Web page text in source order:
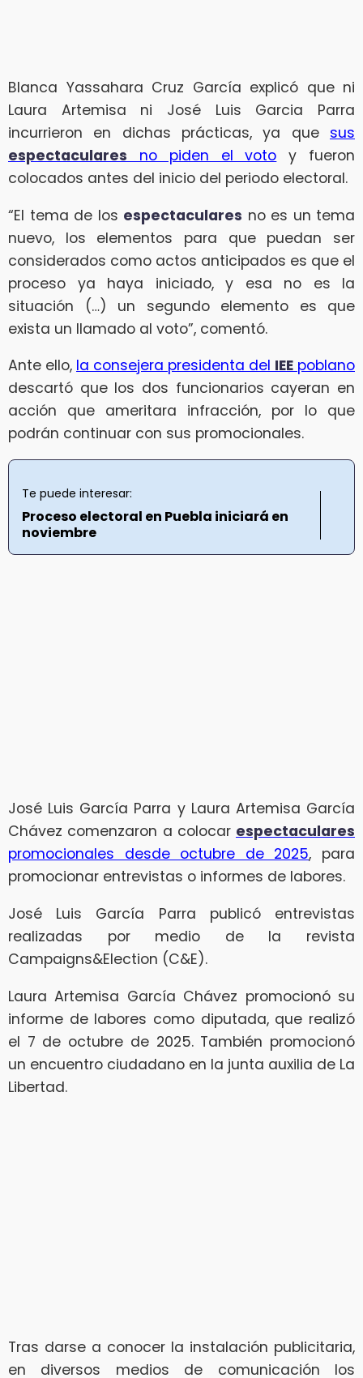
Blanca Yassahara Cruz García explicó que ni
Laura Artemisa ni José Luis Garcia Parra
incurrieron en dichas prácticas, ya que sus
espectaculares no piden el voto y fueron
colocados antes del inicio del periodo electoral.
“El tema de los espectaculares no es un tema
nuevo, los elementos para que puedan ser
considerados como actos anticipados es que el
proceso ya haya iniciado, y esa no es la
situación (…) un segundo elemento es que
exista un llamado al voto”, comentó.
Ante ello, la consejera presidenta del IEE poblano
descartó que los dos funcionarios cayeran en
acción que ameritara infracción, por lo que
podrán continuar con sus promocionales.
Te puede interesar:
Proceso electoral en Puebla iniciará en
noviembre
José Luis García Parra y Laura Artemisa García
Chávez comenzaron a colocar espectaculares
promocionales desde octubre de 2025, para
promocionar entrevistas o informes de labores.
José Luis García Parra publicó entrevistas
realizadas por medio de la revista
Campaigns&Election (C&E).
Laura Artemisa García Chávez promocionó su
informe de labores como diputada, que realizó
el 7 de octubre de 2025. También promocionó
un encuentro ciudadano en la junta auxilia de La
Libertad.
Tras darse a conocer la instalación publicitaria,
en diversos medios de comunicación los